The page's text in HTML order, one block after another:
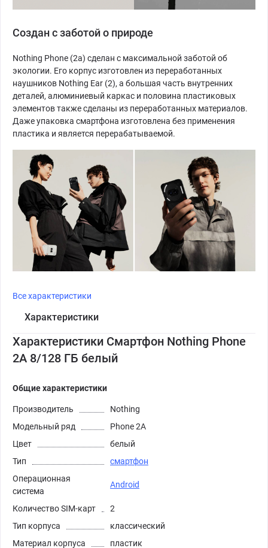
Создан с заботой о природе
Nothing Phone (2a) сделан с максимальной заботой об
экологии. Его корпус изготовлен из переработанных
наушников Nothing Ear (2), а большая часть внутренних
деталей, алюминиевый каркас и половина пластиковых
элементов также сделаны из переработанных материалов.
Даже упаковка смартфона изготовлена без применения
пластика и является перерабатываемой.
Все характеристики
Характеристики
Характеристики Смартфон Nothing Phone
2A 8/128 ГБ белый
Общие характеристики
Производитель
Nothing
Модельный ряд
Phone 2A
Цвет
белый
Тип
смартфон
Операционная
система
Android
Количество SIM-карт
2
Тип корпуса
классический
Материал корпуса
пластик